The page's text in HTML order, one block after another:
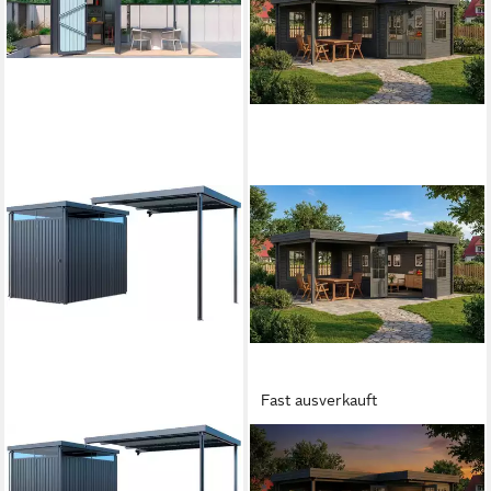
KONIFERA
Fast ausverkauft
ALPHOLZ
Gartenhaus Holz 5-Eck Pepe